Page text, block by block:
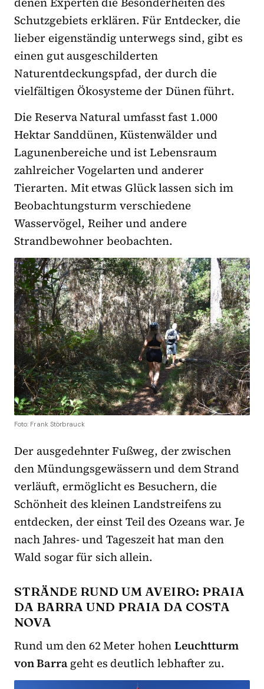
Schutzgebiets erklären. Für Entdecker, die
lieber eigenständig unterwegs sind, gibt es
einen gut ausgeschilderten
Naturentdeckungspfad, der durch die
vielfältigen Ökosysteme der Dünen führt.
Die Reserva Natural umfasst fast 1.000
Hektar Sanddünen, Küstenwälder und
Lagunenbereiche und ist Lebensraum
zahlreicher Vogelarten und anderer
Tierarten. Mit etwas Glück lassen sich im
Beobachtungsturm verschiedene
Wasservögel, Reiher und andere
Strandbewohner beobachten.
Foto: Frank Störbrauck
Der ausgedehnter Fußweg, der zwischen
den Mündungsgewässern und dem Strand
verläuft, ermöglicht es Besuchern, die
Schönheit des kleinen Landstreifens zu
entdecken, der einst Teil des Ozeans war. Je
nach Jahres- und Tageszeit hat man den
Wald sogar für sich allein.
STRÄNDE RUND UM AVEIRO: PRAIA
DA BARRA UND PRAIA DA COSTA
NOVA
Rund um den 62 Meter hohenLeuchtturm
von Barrageht es deutlich lebhafter zu.